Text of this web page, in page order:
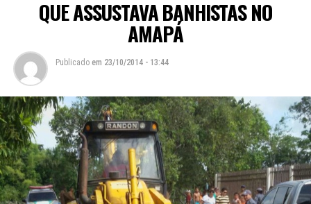
QUE ASSUSTAVA BANHISTAS NO
AMAPÁ
Publicado em 23/10/2014 - 13:44